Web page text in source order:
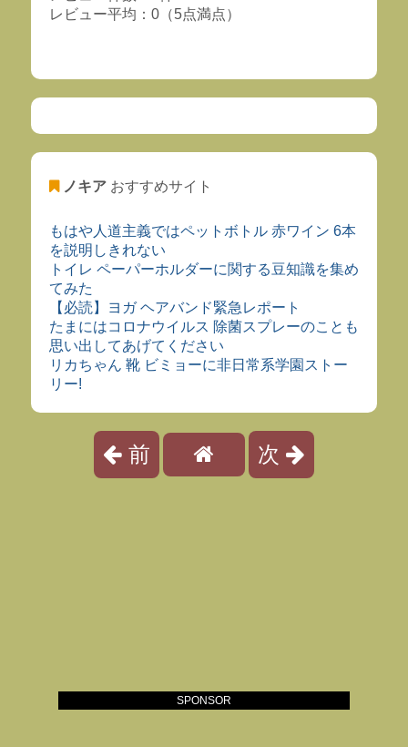
レビュー平均：0（5点満点）
ノキアおすすめサイト
もはや人道主義ではペットボトル 赤ワイン 6本
を説明しきれない
トイレ ペーパーホルダーに関する豆知識を集め
てみた
【必読】ヨガ ヘアバンド緊急レポート
たまにはコロナウイルス 除菌スプレーのことも
思い出してあげてください
リカちゃん 靴 ビミョーに非日常系学園ストー
リー!
前 次
SPONSOR